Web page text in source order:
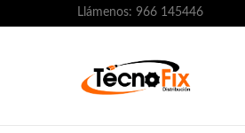
Llámenos: 966 145446